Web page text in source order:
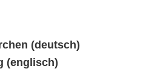
(deutsch)
(englisch)